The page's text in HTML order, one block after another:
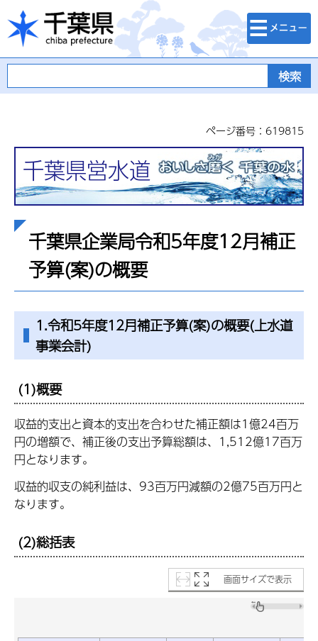
千葉県
検索・メニュ
ー
ページ番号：619815
千葉県営水道
千葉県企業局令和5年度12月補正
予算(案)の概要
1.令和5年度12月補正予算(案)の概要(上水道
事業会計)
(1)概要
収益的支出と資本的支出を合わせた補正額は1億24百万
円の増額で、補正後の支出予算総額は、1,512億17百万
円となります。
収益的収支の純利益は、93百万円減額の2億75百万円と
なります。
(2)総括表
画面サイズで表示